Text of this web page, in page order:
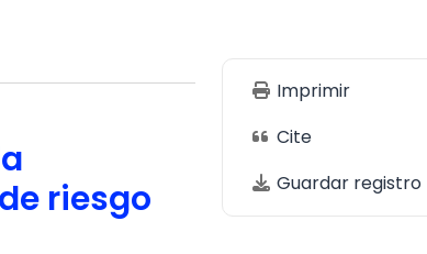
riesgo
Imprimir
Cite
Guardar registro